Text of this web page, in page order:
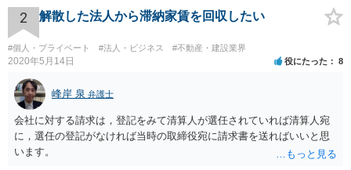
2 解散した法人から滞納家賃を回収したい
#個人・プライベート #法人・ビジネス #不動産・建設業界
2020年5月14日 役にたった 8
峰岸 泉 弁護士
会社に対する請求は，登記をみて清算人が選任されていれば清算人宛
に，選任の登記がなければ当時の取締役宛に請求書を送ればいいと思
います。